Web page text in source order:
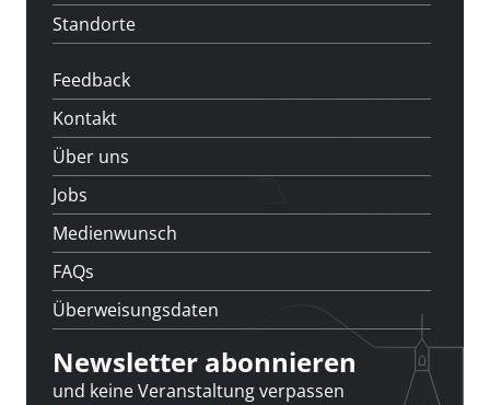
Standorte
Feedback
Kontakt
Über uns
Jobs
Medienwunsch
FAQs
Überweisungsdaten
Newsletter abonnieren
und keine Veranstaltung verpassen